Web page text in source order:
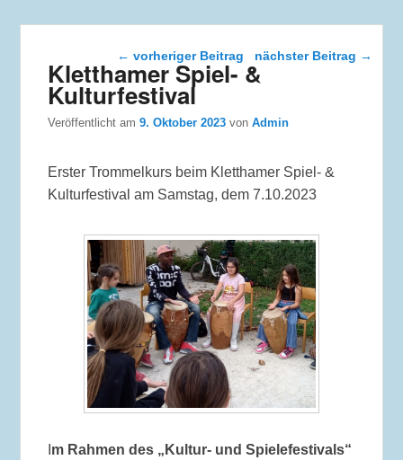
Beitragsnavigation
← vorheriger Beitrag nächster Beitrag →
Kletthamer Spiel- &
Kulturfestival
Veröffentlicht am9. Oktober 2023 vonAdmin
Erster Trommelkurs beim Kletthamer Spiel- &
Kulturfestival am Samstag, dem 7.10.2023
m Rahmen des „Kultur- und Spielefestivals“